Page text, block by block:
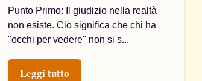
Punto Primo: Il giudizio nella realtà
non esiste. Ciò significa che chi ha
"occhi per vedere" non si s...
Leggi tutto